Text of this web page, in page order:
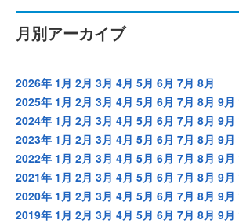
月別アーカイブ
2026年 1月 2月 3月 4月 5月 6月 7月 8月
2025年 1月 2月 3月 4月 5月 6月 7月 8月 9月
2024年 1月 2月 3月 4月 5月 6月 7月 8月 9月
2023年 1月 2月 3月 4月 5月 6月 7月 8月 9月
2022年 1月 2月 3月 4月 5月 6月 7月 8月 9月
2021年 1月 2月 3月 4月 5月 6月 7月 8月 9月
2020年 1月 2月 3月 4月 5月 6月 7月 8月 9月
2019年 1月 2月 3月 4月 5月 6月 7月 8月 9月